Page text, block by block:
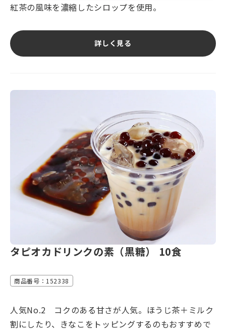
紅茶の風味を濃縮したシロップを使用。
詳しく見る
タピオカドリンクの素（黒糖） 10食
商品番号：152338
人気No.2 コクのある甘さが人気。ほうじ茶＋ミルク
割にしたり、きなこをトッピングするのもおすすめで